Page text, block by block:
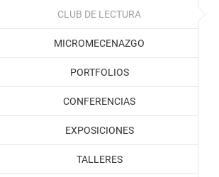
CLUB DE LECTURA
MICROMECENAZGO
PORTFOLIOS
CONFERENCIAS
EXPOSICIONES
TALLERES